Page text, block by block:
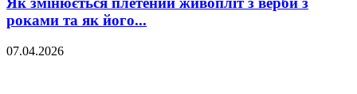
роками та як його...
07.04.2026